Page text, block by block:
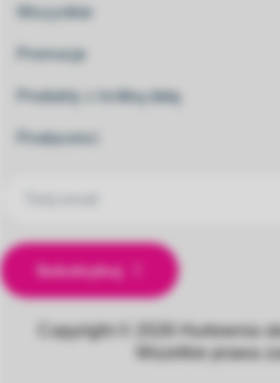
Wszystkie
Promocje
Produkty z krótką datą
Producenci
Subskrybuj
Copyright © 2026
Hurtownia
Wszelkie prawa